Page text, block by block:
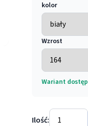
- Alba kapłańska
kolor
Wzrost
Wariant
Ilość: